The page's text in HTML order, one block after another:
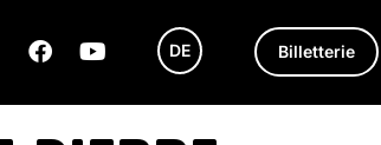
DE Billetterie